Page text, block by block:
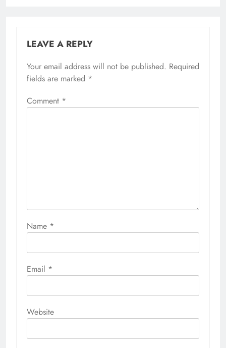
LEAVE A REPLY
Your email address will not be published. Required
fields are marked *
Comment *
Name *
Email *
Website